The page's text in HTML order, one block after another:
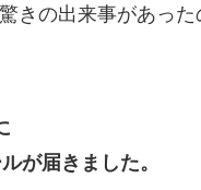
きの出来事があった
が届きました。